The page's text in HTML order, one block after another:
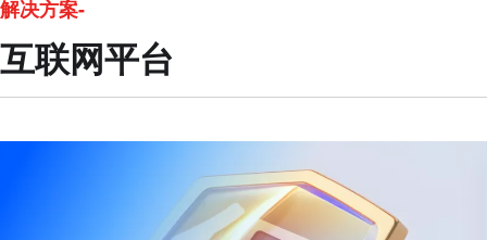
解决方案-
互联网平台